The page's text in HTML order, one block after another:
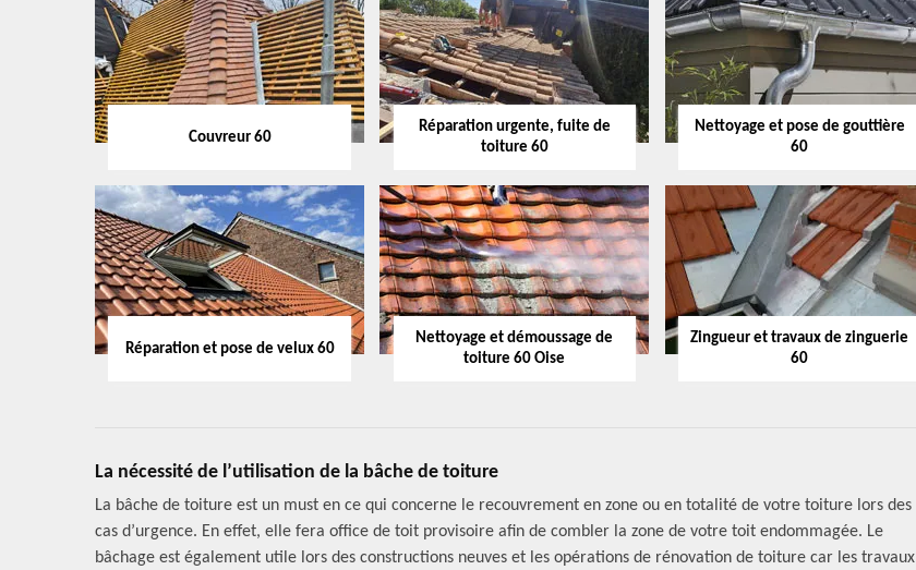
Couvreur 60
Réparation urgente, fuite de
toiture 60
Nettoyage et pose de gouttière
60
Réparation et pose de velux 60
Nettoyage et démoussage de
toiture 60 Oise
Zingueur et travaux de zinguerie
60
La nécessité de l’utilisation de la bâche de toiture
La bâche de toiture est un must en ce qui concerne le recouvrement en zone ou en totalité de votre toiture lors des
cas d’urgence. En effet, elle fera office de toit provisoire afin de combler la zone de votre toit endommagée. Le
bâchage est également utile lors des constructions neuves et les opérations de rénovation de toiture car les travaux